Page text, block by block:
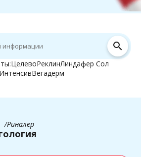
search
ЦелевоРеклинЛиндафер Сол
Вегадерм
Риналер